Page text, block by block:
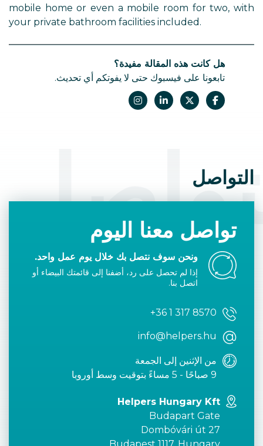
mobile home or even a mobile room for two, with
your private bathroom facilities included.
هل كانت هذه المقالة مفيدة؟
تابعونا على فيسبوك حتى لا يفوتكم أي تحديث.
التواصل
تواصل معنا اليوم
ونحن سوف نتصل بك خلال يوم عمل واحد.
إذا لم تحصل على رد، أضفنا إلى قائمتك البيضاء أو
اتصل بنا.
+36 1 317 8570
info@helpers.hu
من الإثنين إلى الجمعة
9 صباحًا - 5 مساءً بتوقيت وسط أوروبا
Helpers Hungary Kft
Budapart Gate
Dombóvári út 27